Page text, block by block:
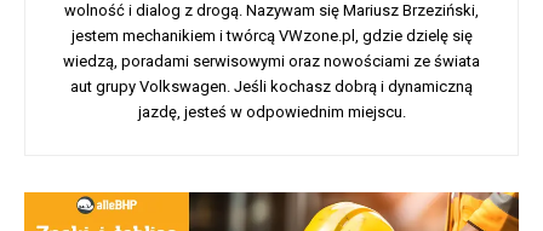
wolność i dialog z drogą. Nazywam się Mariusz Brzeziński,
jestem mechanikiem i twórcą VWzone.pl, gdzie dzielę się
wiedzą, poradami serwisowymi oraz nowościami ze świata
aut grupy Volkswagen. Jeśli kochasz dobrą i dynamiczną
jazdę, jesteś w odpowiednim miejscu.